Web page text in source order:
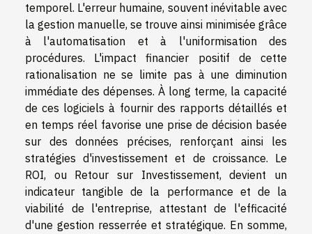
temporel. L'erreur humaine, souvent inévitable avec
la gestion manuelle, se trouve ainsi minimisée grâce
à l'automatisation et à l'uniformisation des
procédures. L'impact financier positif de cette
rationalisation ne se limite pas à une diminution
immédiate des dépenses. À long terme, la capacité
de ces logiciels à fournir des rapports détaillés et
en temps réel favorise une prise de décision basée
sur des données précises, renforçant ainsi les
stratégies d'investissement et de croissance. Le
ROI, ou Retour sur Investissement, devient un
indicateur tangible de la performance et de la
viabilité de l'entreprise, attestant de l'efficacité
d'une gestion resserrée et stratégique. En somme,